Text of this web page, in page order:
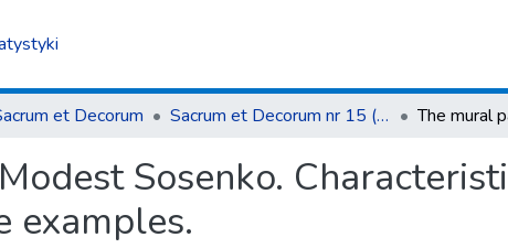
et Decorum Sacrum et Decorum nr 15 (2022)
Sosenko.
examples.